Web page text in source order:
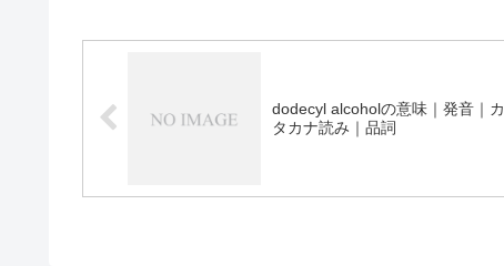
dodecyl alcoholの意味｜発音｜カ
タカナ読み｜品詞